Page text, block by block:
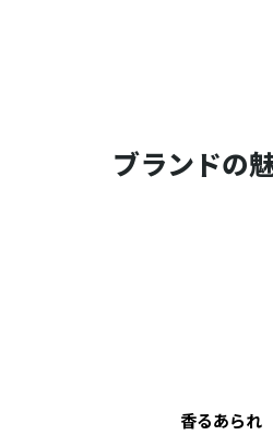
ブランドの
香るあら